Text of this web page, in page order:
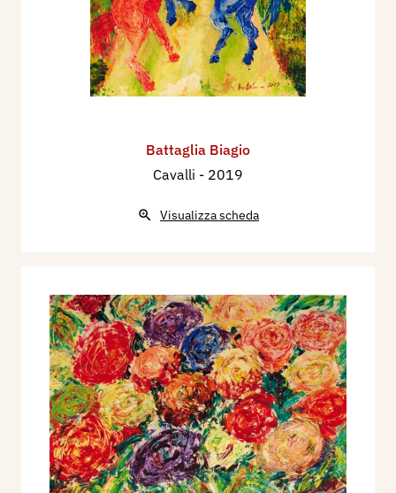
Battaglia Biagio
Cavalli - 2019
Visualizza scheda